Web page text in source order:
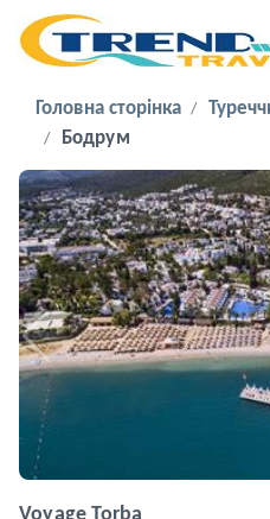
Головна сторінка
Бодрум